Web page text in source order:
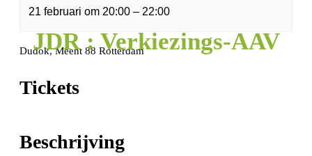
JDR : Verkiezings-AAV
21 februari om 20:00 – 22:00
Dudok, Meent 88 Rotterdam
Tickets
Beschrijving